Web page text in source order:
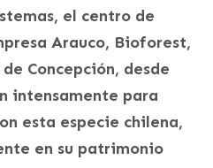
el centro de
Arauco, Bioforest,
Concepción, desde
intensamente para
esta especie chilena,
en su patrimonio